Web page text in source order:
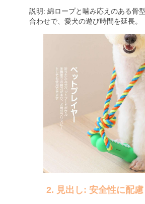
説明: 綿ロープと噛み応えのある骨
合わせで、愛犬の遊び時間を延長。
2. 見出し: 安全性に配